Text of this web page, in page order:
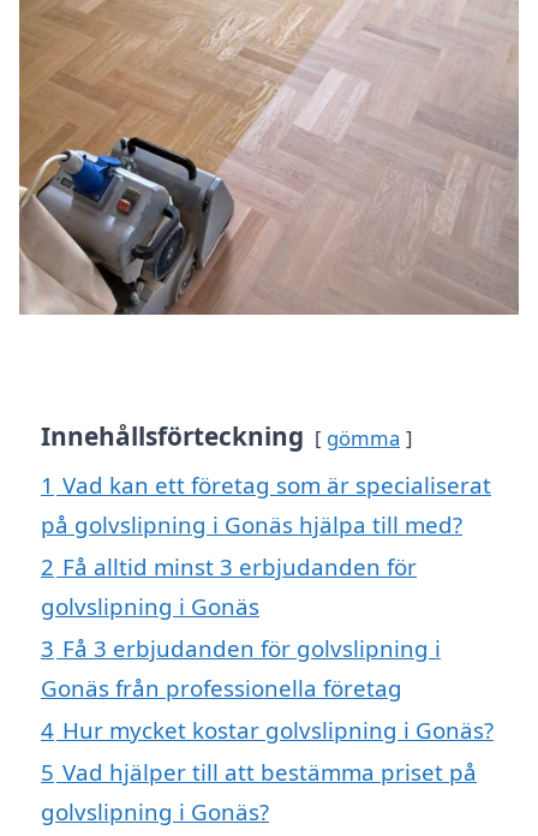
Innehållsförteckning gömma
1 Vad kan ett företag som är specialiserat
på golvslipning i Gonäs hjälpa till med?
2 Få alltid minst 3 erbjudanden för
golvslipning i Gonäs
3 Få 3 erbjudanden för golvslipning i
Gonäs från professionella företag
4 Hur mycket kostar golvslipning i Gonäs?
5 Vad hjälper till att bestämma priset på
golvslipning i Gonäs?